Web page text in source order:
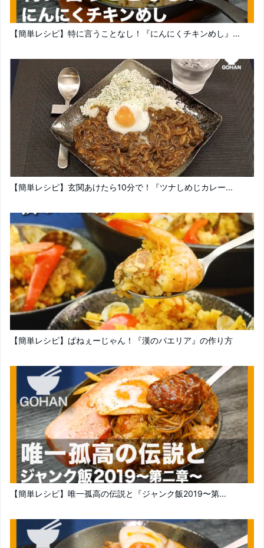
【簡単レシピ】特に言うことなし！『にんにくチキンめし』...
【簡単レシピ】玄関あけたら10分で！『ツナしめじカレー...
【簡単レシピ】ぱねぇーじゃん！『漢のパエリア』の作り方
【簡単レシピ】唯一孤高の伝説と『ジャンク飯2019〜第...